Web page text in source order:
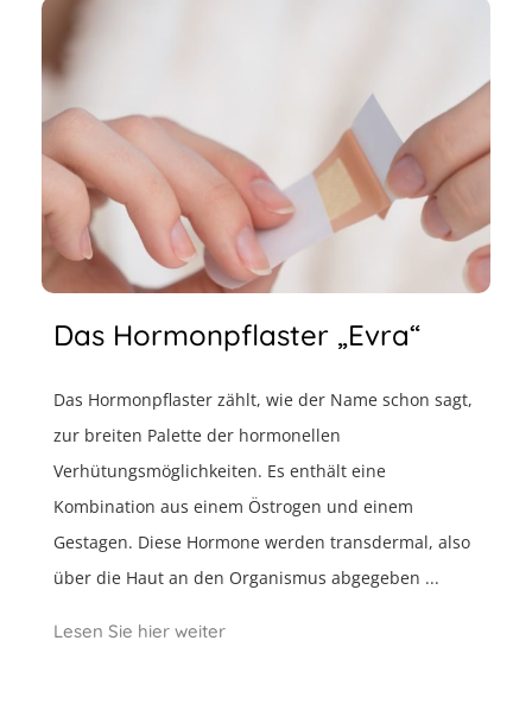
Das Hormonpflaster „Evra“
Das Hormonpflaster zählt, wie der Name schon sagt,
zur breiten Palette der hormonellen
Verhütungsmöglichkeiten. Es enthält eine
Kombination aus einem Östrogen und einem
Gestagen. Diese Hormone werden transdermal, also
über die Haut an den Organismus abgegeben ...
Lesen Sie hier weiter